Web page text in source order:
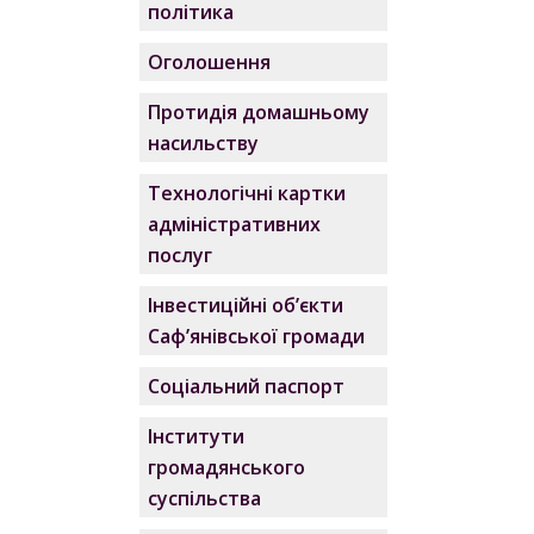
політика
Оголошення
Протидія домашньому
насильству
Технологічні картки
адміністративних
послуг
Інвестиційні об’єкти
Саф’янівської громади
Соціальний паспорт
Інститути
громадянського
суспільства